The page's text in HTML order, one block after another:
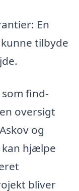
En
tilbyde
find-
oversigt
og
hjælpe
bliver